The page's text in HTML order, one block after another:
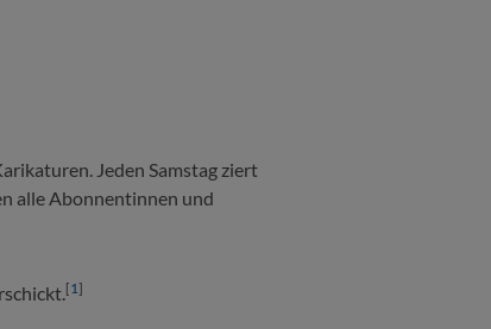
Jeden Samstag ziert
alle Abonnentinnen und
[1]